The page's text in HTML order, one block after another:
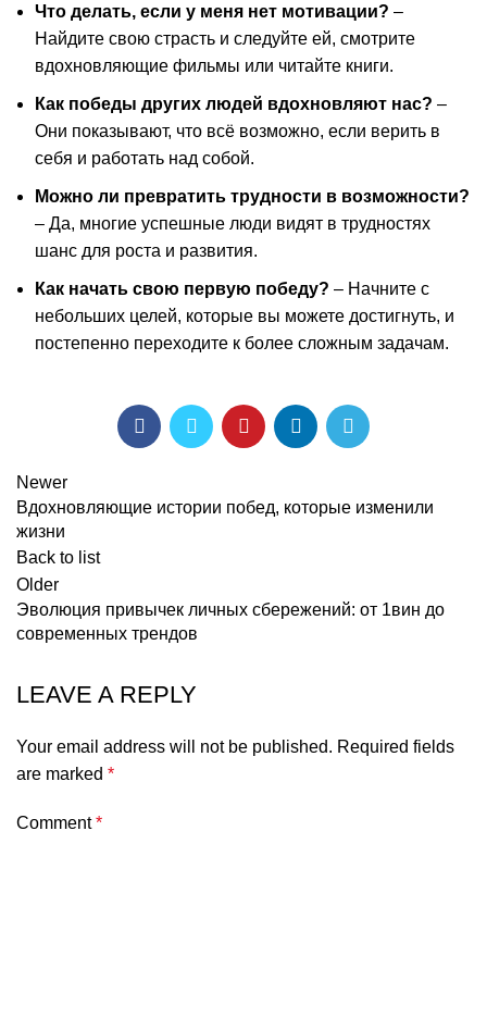
Что делать, если у меня нет мотивации? –
Найдите свою страсть и следуйте ей, смотрите
вдохновляющие фильмы или читайте книги.
Как победы других людей вдохновляют нас? –
Они показывают, что всё возможно, если верить в
себя и работать над собой.
Можно ли превратить трудности в возможности?
– Да, многие успешные люди видят в трудностях
шанс для роста и развития.
Как начать свою первую победу? – Начните с
небольших целей, которые вы можете достигнуть, и
постепенно переходите к более сложным задачам.
Newer
Вдохновляющие истории побед, которые изменили
жизни
Back to list
Older
Эволюция привычек личных сбережений: от 1вин до
современных трендов
LEAVE A REPLY
Your email address will not be published. Required fields
are marked *
Comment*